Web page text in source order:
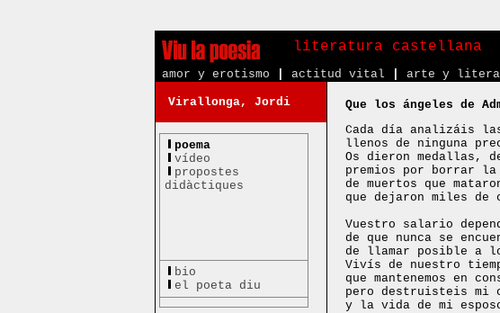
literatura castellana
amor y erotismo
actitud vital arte y
Virallonga, Jordi
poema
vídeo
propostes
didàctiques
bio
el poeta diu
Que los ángeles de
Cada día analizáis
llenos de ninguna
Os dieron medallas,
premios por borrar la
de muertos que
que dejaron miles de
Vuestro salario
de que nunca se
de llamar posible a
Vivís de nuestro
que mantenemos en
pero destruisteis mi
y la vida de mi